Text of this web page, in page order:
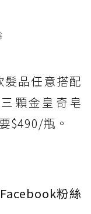
品任意搭配
顆金皇奇皂
$490/瓶。
Facebook粉絲